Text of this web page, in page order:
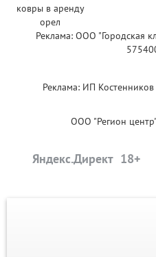
Реклама: ООО "Городская
Реклама: ИП
ООО "Регион
Яндекс.Директ